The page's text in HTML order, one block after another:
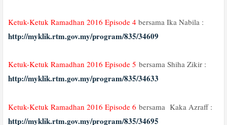
Ketuk-Ketuk Ramadhan 2016 Episode 4 bersama Ika Nabila :
http://myklik.rtm.gov.my/program/835/34609
Ketuk-Ketuk Ramadhan 2016 Episode 5 bersama Shiha Zikir :
http://myklik.rtm.gov.my/program/835/34633
Ketuk-Ketuk Ramadhan 2016 Episode 6 bersama Kaka Azraff :
http://myklik.rtm.gov.my/program/835/34695